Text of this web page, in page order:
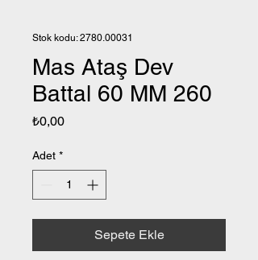
Stok kodu: 2780.00031
Mas Ataş Dev
Battal 60 MM 260
₺0,00Fiyat
Adet *
Sepete Ekle